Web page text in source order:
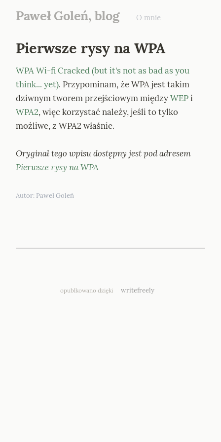
Paweł Goleń, blog O mnie
Pierwsze rysy na WPA
WPA Wi-fi Cracked (but it's not as bad as you
think... yet). Przypominam, że WPA jest takim
dziwnym tworem przejściowym między WEP
WPA2, więc korzystać należy, jeśli to tylko
możliwe, z WPA2 właśnie.
Pierwsze rysy na WPA
Autor: Paweł Goleń
opublkowano dzięki writefreely